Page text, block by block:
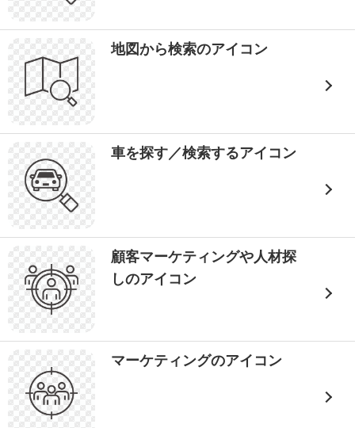
地図から検索のアイコン
車を探す／検索するアイコン
顧客マーケティングや人材探
しのアイコン
マーケティングのアイコン